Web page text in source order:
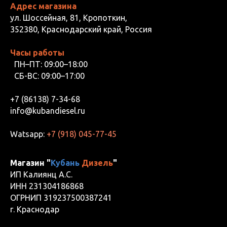
Адрес магазина
ул. Шоссейная, 81, Кропоткин,
352380, Краснодарский край, Россия
Часы работы
ПН–ПТ: 09:00–18:00
СБ-ВС: 09:00–17:00
+7 (86138) 7-34-68
info@kubandiesel.ru
Watsapp: +7 (918) 045-77-45
Магазин "Кубань Дизель"
ИП Калиянц А.С.
ИНН 231304186868
ОГРНИП 319237500387241
г. Краснодар